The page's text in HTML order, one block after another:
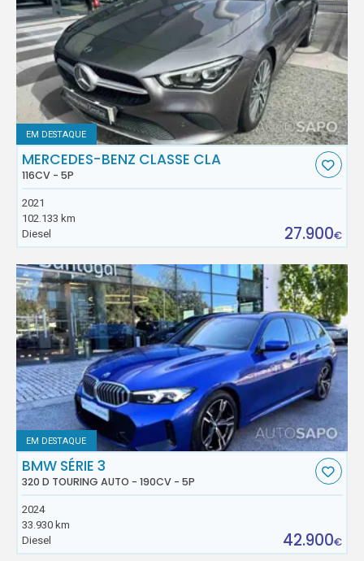
EM DESTAQUE
MERCEDES-BENZ CLASSE CLA
116CV - 5P
2021
102.133 km
Diesel
27.900€
EM DESTAQUE
BMW SÉRIE 3
320 D TOURING AUTO - 190CV - 5P
2024
33.930 km
Diesel
42.900€